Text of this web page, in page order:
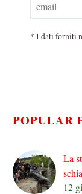
* I dati forniti
POPULAR
La
12